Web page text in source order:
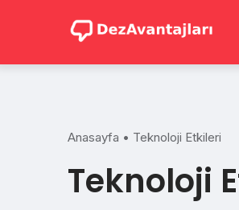
Anasayfa • Teknoloji Etkileri
Teknoloji